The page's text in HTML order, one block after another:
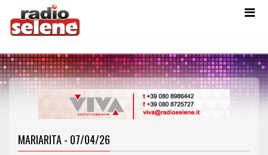
MARIARITA - 07/04/26